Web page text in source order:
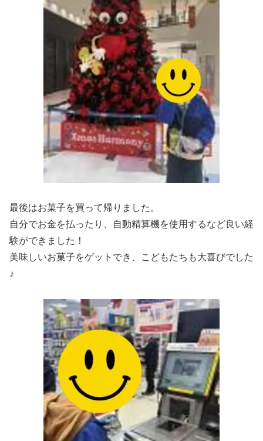
最後はお菓子を買って帰りました。
自分でお金を払ったり、自動精算機を使用するなど良い経
験ができました！
美味しいお菓子をゲットでき、こどもたちも大喜びでした
♪